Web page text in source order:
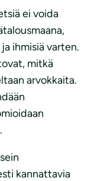
ei voida
ihmisiä varten.
mitkä
arvokkaita.
kannattavia